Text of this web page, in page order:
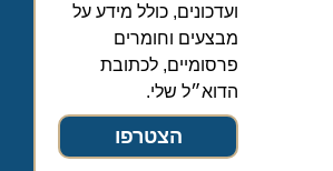
ועדכונים, כולל מידע על
מבצעים וחומרים
פרסומיים, לכתובת
הדוא״ל שלי.
הצטרפו